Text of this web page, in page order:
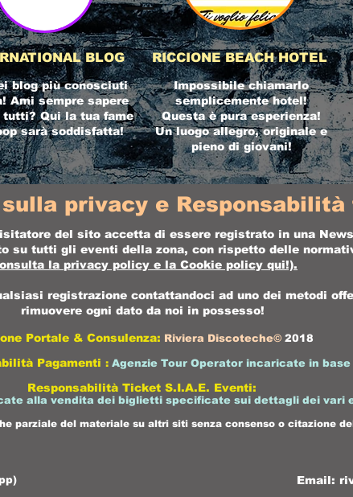
BLOG
blog più conosciuti
Ami sempre sapere
Qui la tua fame
sarà soddisfatta!
RICCIONE BEACH HOTEL
Impossibile chiamarlo
semplicemente hotel!
Questa è pura esperienza!
Un luogo allegro, originale e
pieno di giovani!
privacy e
del sito accetta di essere registrato in una
su tutti gli eventi della zona, con rispetto delle
la privacy policy e la Cookie policy qui!).
registrazione contattandoci ad uno dei metodi
rimuovere ogni dato da noi in possesso!
Portale & Consulenza: Riviera Discoteche© 2018
Pagamenti : Agenzie Tour Operator incaricate in
Responsabilità Ticket S.I.A.E. Eventi:
alla vendita dei biglietti specificate sui dettagli dei vari
parziale del materiale su altri siti senza consenso o citazione
Email: